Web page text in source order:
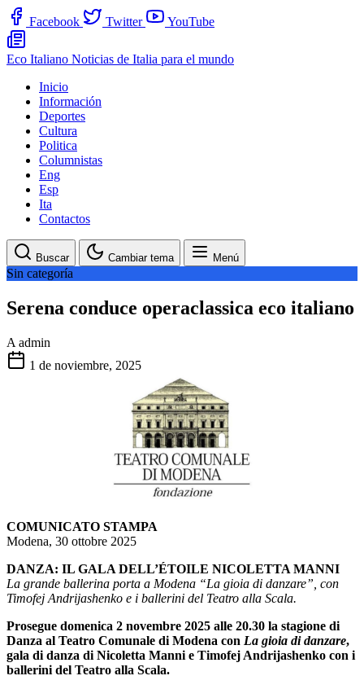
Facebook Twitter YouTube
Eco Italiano Noticias de Italia para el mundo
Inicio
Información
Deportes
Cultura
Politica
Columnistas
Eng
Esp
Ita
Contactos
Buscar Cambiar tema Menú
Sin categoría
Serena conduce operaclassica eco italiano
A admin
1 de noviembre, 2025
COMUNICATO STAMPA
Modena, 30 ottobre 2025
DANZA: IL GALA DELL’ÉTOILE NICOLETTA MANNI
La grande ballerina porta a Modena “La gioia di danzare”, con
Timofej Andrijashenko e i ballerini del Teatro alla Scala.
Prosegue domenica 2 novembre 2025 alle 20.30 la stagione di
Danza al Teatro Comunale di Modena con La gioia di danzare,
gala di danza di Nicoletta Manni e Timofej Andrijashenko con i
ballerini del Teatro alla Scala.